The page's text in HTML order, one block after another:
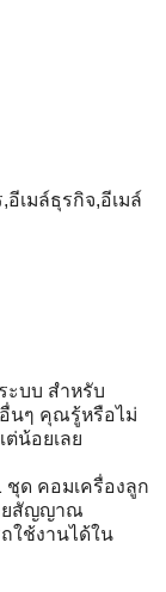
เมล์ธุรกิจ,อีเมล์
ะบบ สำหรับ
นๆ คุณรู้หรือไม่
น้อยเลย
ชุด คอมเครื่องลูก
ยสัญญาณ
ใช้งานได้ใน